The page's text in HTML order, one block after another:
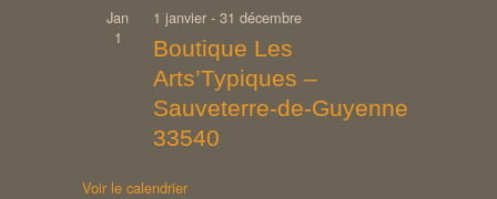
Jan
1
1 janvier - 31 décembre
Boutique Les
Arts’Typiques –
Sauveterre-de-Guyenne
33540
Voir le calendrier